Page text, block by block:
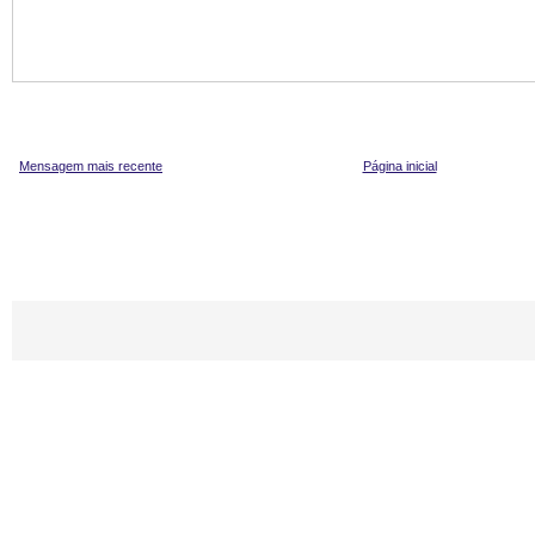
Mensagem mais recente Página inicial